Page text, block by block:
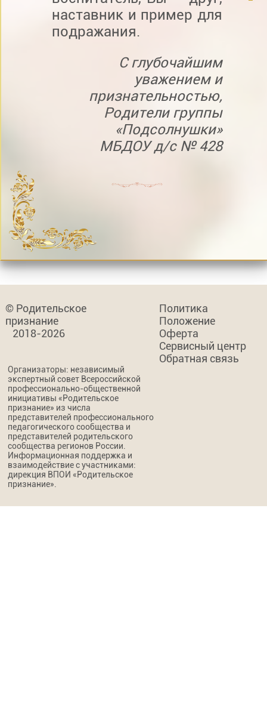
наставник и пример для
подражания.
С глубочайшим
уважением и
признательностью,
Родители группы
«Подсолнушки»
МБДОУ д/с № 428
© Родительское
признание
2018-2026
Политика
Положение
Оферта
Сервисный центр
Обратная связь
Организаторы: независимый
экспертный совет Всероссийской
профессионально-общественной
инициативы «Родительское
признание» из числа
представителей профессионального
педагогического сообщества и
представителей родительского
сообщества регионов России.
Информационная поддержка и
взаимодействие с участниками:
дирекция ВПОИ «Родительское
признание».